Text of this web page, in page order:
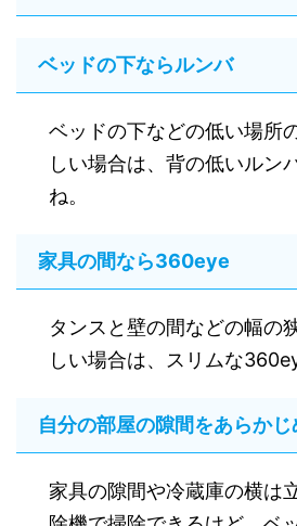
ベッドの下ならルンバ
ベッドの下などの低い場所
しい場合は、背の低いルン
ね。
家具の間なら360eye
タンスと壁の間などの幅の
しい場合は、スリムな
自分の部屋の隙間をあらかじ
家具の隙間や冷蔵庫の横は